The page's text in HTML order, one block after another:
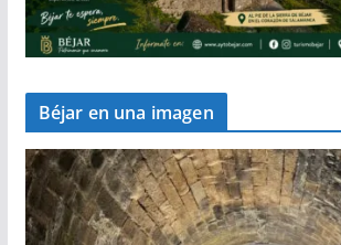
Béjar en una imagen